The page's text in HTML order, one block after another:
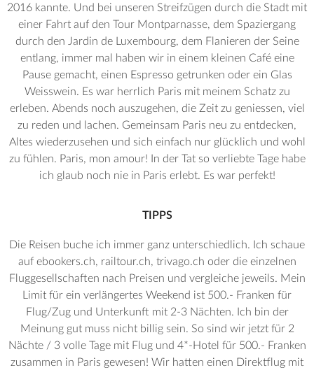
2016 kannte. Und bei unseren Streifzügen durch die Stadt mit
einer Fahrt auf den Tour Montparnasse, dem Spaziergang
durch den Jardin de Luxembourg, dem Flanieren der Seine
entlang, immer mal haben wir in einem kleinen Café eine
Pause gemacht, einen Espresso getrunken oder ein Glas
Weisswein. Es war herrlich Paris mit meinem Schatz zu
erleben. Abends noch auszugehen, die Zeit zu geniessen, viel
zu reden und lachen. Gemeinsam Paris neu zu entdecken,
Altes wiederzusehen und sich einfach nur glücklich und wohl
zu fühlen. Paris, mon amour! In der Tat so verliebte Tage habe
ich glaub noch nie in Paris erlebt. Es war perfekt!
TIPPS
Die Reisen buche ich immer ganz unterschiedlich. Ich schaue
auf ebookers.ch, railtour.ch, trivago.ch oder die einzelnen
Fluggesellschaften nach Preisen und vergleiche jeweils. Mein
Limit für ein verlängertes Weekend ist 500.- Franken für
Flug/Zug und Unterkunft mit 2-3 Nächten. Ich bin der
Meinung gut muss nicht billig sein. So sind wir jetzt für 2
Nächte / 3 volle Tage mit Flug und 4*-Hotel für 500.- Franken
zusammen in Paris gewesen! Wir hatten einen Direktflug mit